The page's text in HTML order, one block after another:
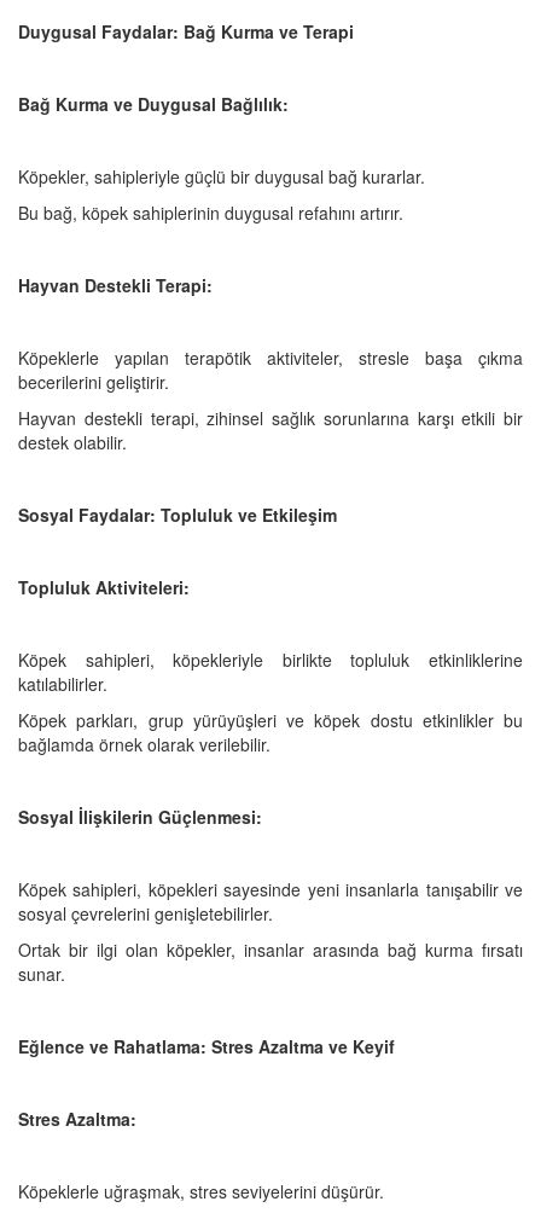
Duygusal Faydalar: Bağ Kurma ve Terapi
Bağ Kurma ve Duygusal Bağlılık:
Köpekler, sahipleriyle güçlü bir duygusal bağ kurarlar.
Bu bağ, köpek sahiplerinin duygusal refahını artırır.
Hayvan Destekli Terapi:
Köpeklerle yapılan terapötik aktiviteler, stresle başa çıkma
becerilerini geliştirir.
Hayvan destekli terapi, zihinsel sağlık sorunlarına karşı etkili bir
destek olabilir.
Sosyal Faydalar: Topluluk ve Etkileşim
Topluluk Aktiviteleri:
Köpek sahipleri, köpekleriyle birlikte topluluk etkinliklerine
katılabilirler.
Köpek parkları, grup yürüyüşleri ve köpek dostu etkinlikler bu
bağlamda örnek olarak verilebilir.
Sosyal İlişkilerin Güçlenmesi:
Köpek sahipleri, köpekleri sayesinde yeni insanlarla tanışabilir ve
sosyal çevrelerini genişletebilirler.
Ortak bir ilgi olan köpekler, insanlar arasında bağ kurma fırsatı
sunar.
Eğlence ve Rahatlama: Stres Azaltma ve Keyif
Stres Azaltma:
Köpeklerle uğraşmak, stres seviyelerini düşürür.